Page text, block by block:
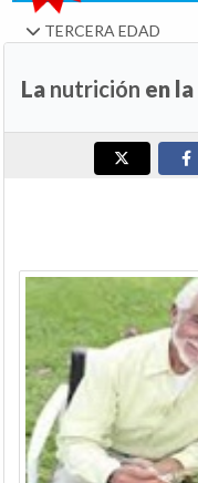
TERCERA EDAD
La nutrición en la